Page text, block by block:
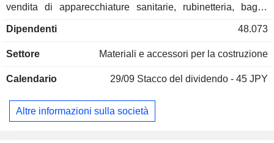
vendita di apparecchiature sanitarie, rubinetteria, bagni,
occupa della produzione e della vendita di ante, porte,
Tecnologia edilizia è impegnato nella produzione e vendita
impegnato nella fornitura di soluzioni abitative, nella vendita
mutui.
Dipendenti 48.073
Settore Materiali e accessori per la costruzione
Calendario 29/09 Stacco del dividendo - 45 JPY
Altre informazioni sulla società